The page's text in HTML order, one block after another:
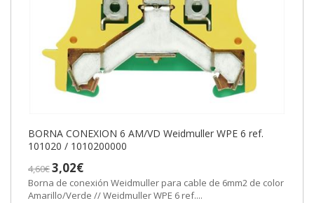
BORNA CONEXION 6 AM/VD Weidmuller WPE 6 ref.
101020 / 1010200000
4,60€3,02€
Borna de conexión Weidmuller para cable de 6mm2 de color
Amarillo/Verde // Weidmuller WPE 6 ref....